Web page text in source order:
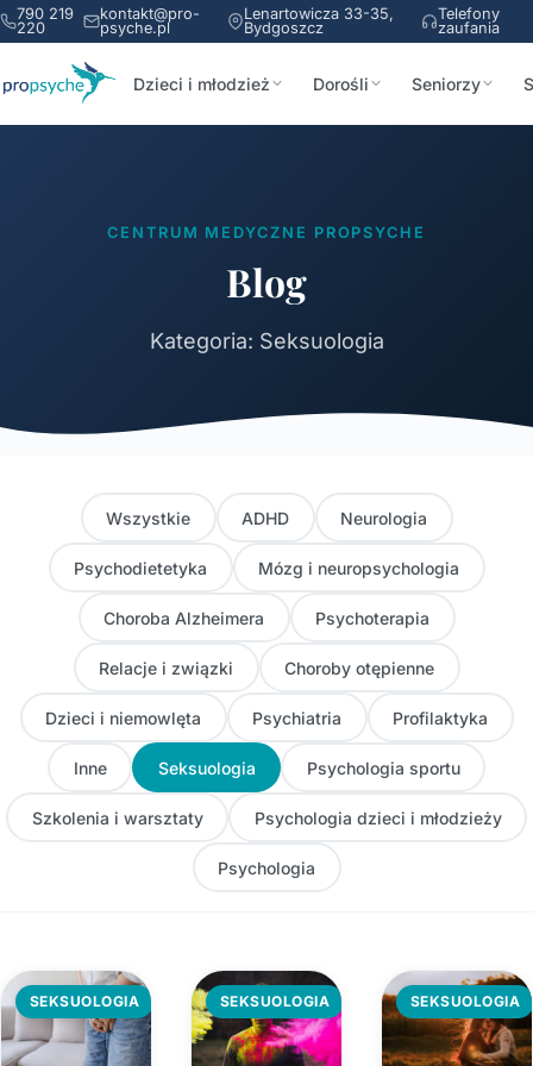
790 219
220
kontakt@pro-
psyche.pl
Lenartowicza 33-35,
Bydgoszcz
Telefony
zaufania
Dzieci i młodzież Dorośli Seniorzy
CENTRUM MEDYCZNE PROPSYCHE
Blog
Kategoria: Seksuologia
Wszystkie ADHD Neurologia
Psychodietetyka Mózg i neuropsychologia
Choroba Alzheimera Psychoterapia
Relacje i związki Choroby otępienne
Dzieci i niemowlęta Psychiatria Profilaktyka
Inne Seksuologia Psychologia sportu
Szkolenia i warsztaty Psychologia dzieci i młodzieży
Psychologia
SEKSUOLOGIA SEKSUOLOGIA SEKSUOLOGIA